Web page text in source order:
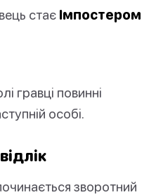
стає Імпостером
гравці повинні
особі.
зворотний